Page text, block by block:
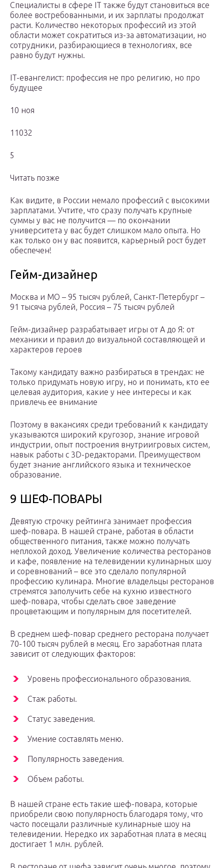
Специалисты в сфере IT также будут становиться все
более востребованными, и их зарплаты продолжат
расти. Количество некоторых профессий из этой
области может сократиться из-за автоматизации, но
сотрудники, разбирающиеся в технологиях, все
равно будут нужны.
IT-евангелист: профессия не про религию, но про
будущее
10 ноя
11032
5
Читать позже
Как видите, в России немало профессий с высокими
зарплатами. Учтите, что сразу получать крупные
суммы у вас не получится — по окончании
университета у вас будет слишком мало опыта. Но
как только он у вас появится, карьерный рост будет
обеспечен!
Гейм-дизайнер
Москва и МО – 95 тысяч рублей, Санкт-Петербург –
91 тысяча рублей, Россия – 75 тысяч рублей
Гейм-дизайнер разрабатывает игры от А до Я: от
механики и правил до визуальной составляющей и
характеров героев
Такому кандидату важно разбираться в трендах: не
только придумать новую игру, но и понимать, кто ее
целевая аудитория, какие у нее интересы и как
привлечь ее внимание
Поэтому в вакансиях среди требований к кандидату
указываются широкий кругозор, знание игровой
индустрии, опыт построения внутриигровых систем,
навык работы с 3D-редакторами. Преимуществом
будет знание английского языка и техническое
образование.
9 ШЕФ-ПОВАРЫ
Девятую строчку рейтинга занимает профессия
шеф-повара. В нашей стране, работая в области
общественного питания, также можно получать
неплохой доход. Увеличение количества ресторанов
и кафе, появление на телевидении кулинарных шоу
и соревнований – все это сделало популярной
профессию кулинара. Многие владельцы ресторанов
стремятся заполучить себе на кухню известного
шеф-повара, чтобы сделать свое заведение
процветающим и популярным для посетителей.
В среднем шеф-повар среднего ресторана получает
70-100 тысяч рублей в месяц. Его заработная плата
зависит от следующих факторов:
Уровень профессионального образования.
Стаж работы.
Статус заведения.
Умение составлять меню.
Популярность заведения.
Объем работы.
В нашей стране есть такие шеф-повара, которые
приобрели свою популярность благодаря тому, что
часто посещали различные кулинарные шоу на
телевидении. Нередко их заработная плата в месяц
достигает 1 млн. рублей.